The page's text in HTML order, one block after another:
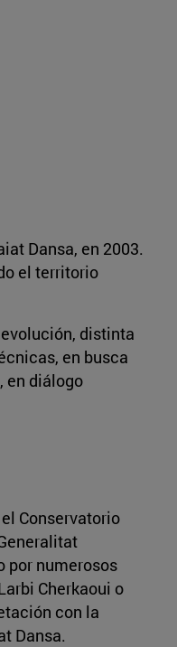
Dansa, en 2003.
el territorio
distinta
en busca
en diálogo
Conservatorio
por numerosos
Cherkaoui o
con la
Dansa.